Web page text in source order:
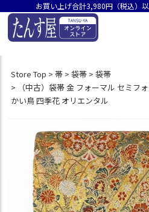
お買い上げ合計3,980円（税込）
Store Top 帯 袋帯
袋帯
（中古）袋帯 金 フォーマル セミフ
かい鳥 四季花 オリエンタル